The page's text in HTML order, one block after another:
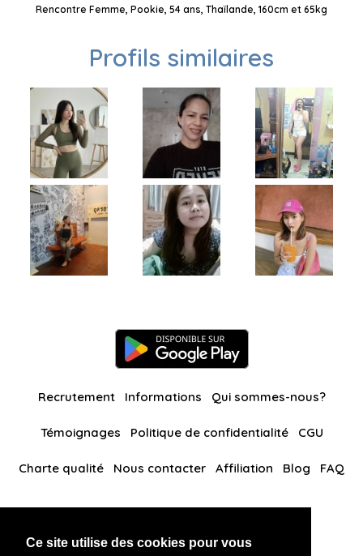
Ce site utilise des cookies pour vous
Rencontre Femme, Pookie, 54 ans, Thaïlande, 160cm et 65kg
Profils similaires
Recrutement Informations Qui sommes-nous?
Témoignages Politique de confidentialité CGU
Charte qualité Nous contacter Affiliation Blog FAQ